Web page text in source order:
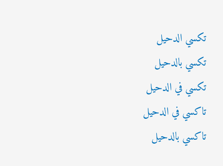
:تكسي الدحيل
تكسي بالدحيل
تكسي في الدحيل
تاكسي في الدحيل
تاكسي بالدحيل